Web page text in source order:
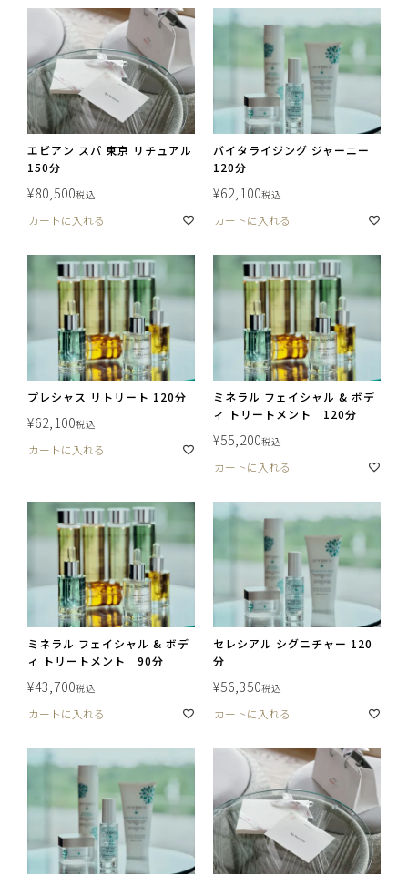
エビアン スパ 東京 リチュアル
150分
¥80,500税込
カートに入れる
バイタライジング ジャーニー
120分
¥62,100税込
カートに入れる
プレシャス リトリート 120分
¥62,100税込
カートに入れる
ミネラル フェイシャル & ボデ
ィ トリートメント 120分
¥55,200税込
カートに入れる
ミネラル フェイシャル & ボデ
ィ トリートメント 90分
¥43,700税込
カートに入れる
セレシアル シグニチャー 120
分
¥56,350税込
カートに入れる